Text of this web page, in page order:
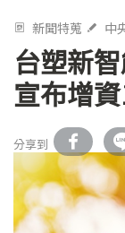
新聞特蒐 中
台塑新
宣布增
分享到